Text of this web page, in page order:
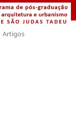
Artigos